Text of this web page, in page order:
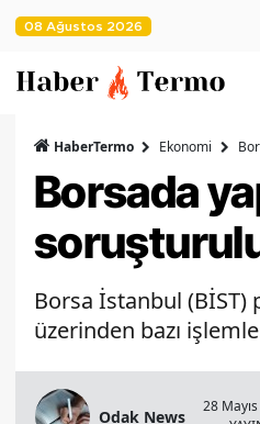
08 Ağustos 2026
HaberTermo Ekonomi
Borsada
Borsa İstanbul (BİST)
üzerinden bazı
Odak News
28